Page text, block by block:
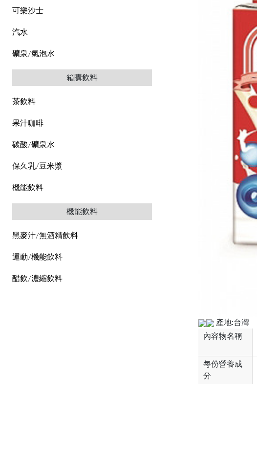
可樂沙士
汽水
礦泉/氣泡水
箱購飲料
茶飲料
果汁咖啡
碳酸/礦泉水
保久乳/豆米漿
機能飲料
機能飲料
黑麥汁/無酒精飲料
運動/機能飲料
醋飲/濃縮飲料
產地:台灣
內容物名稱
每份營養成
分